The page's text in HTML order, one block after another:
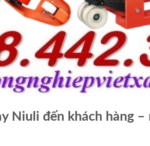
Niuli đến khách hàng –